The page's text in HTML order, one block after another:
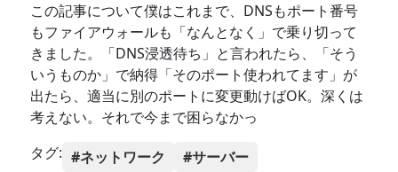
この記事について僕はこれまで、DNSもポート番号
もファイアウォールも「なんとなく」で乗り切って
きました。「DNS浸透待ち」と言われたら、「そう
いうものか」で納得「そのポート使われてます」が
出たら、適当に別のポートに変更動けばOK。深くは
考えない。それで今まで困らなかっ
タグ: #ネットワーク #サーバー